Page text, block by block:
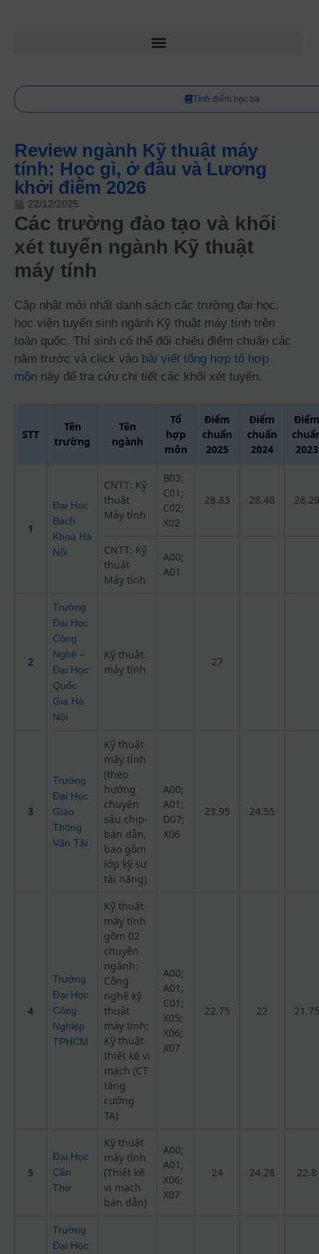
Tính điểm học bạ
Review ngành Kỹ thuật máy
tính: Học gì, ở đâu và Lương
khởi điểm 2026
22/12/2025
Các trường đào tạo và khối
xét tuyển ngành Kỹ thuật
máy tính
Cập nhật mới nhất danh sách các trường đại học,
học viện tuyển sinh ngành Kỹ thuật máy tính trên
toàn quốc. Thí sinh có thể đối chiếu điểm chuẩn các
năm trước và click vào bài viết tổng hợp tổ hợp
môn này để tra cứu chi tiết các khối xét tuyển.
STT
Tên
trường
Tên
ngành
Tổ
hợp
môn
Điểm
chuẩn
2025
Điểm
chuẩn
2024
Điểm
2023
1
Đại Học
Bách
Khoa Hà
Nội
CNTT: Kỹ
thuật
Máy tính
B03;
C01;
C02;
X02
28.83 28.48 28.29
CNTT: Kỹ
thuật
Máy tính
A00;
A01
2
Trường
Đại Học
Công
Nghệ –
Đại Học
Quốc
Gia Hà
Nội
Kỹ thuật
máy tính
27
3
Trường
Đại Học
Giao
Thông
Vận Tải
Kỹ thuật
máy tính
(theo
hướng
chuyên
sâu chip-
bán dẫn,
bao gồm
lớp kỹ sư
tài năng)
A00;
A01;
D07;
X06
23.95 24.55
4
Trường
Đại Học
Công
Nghiệp
TPHCM
Kỹ thuật
máy tính
gồm 02
chuyên
ngành:
Công
nghệ kỹ
thuật
máy tính;
Kỹ thuật
thiết kế vi
mạch (CT
tăng
cường
TA)
A00;
A01;
C01;
X05;
X06;
X07
22.75 22 21.75
5
Đại Học
Cần
Thơ
Kỹ thuật
máy tính
(Thiết kế
vi mạch
bán dẫn)
A00;
A01;
X06;
X07
24 24.28 22.8
Trường
Đại Học